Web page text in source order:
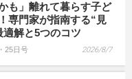
も」離れて暮らす子ど
専門家が指南する“見
解と5つのコツ
25日号 2026/8/7